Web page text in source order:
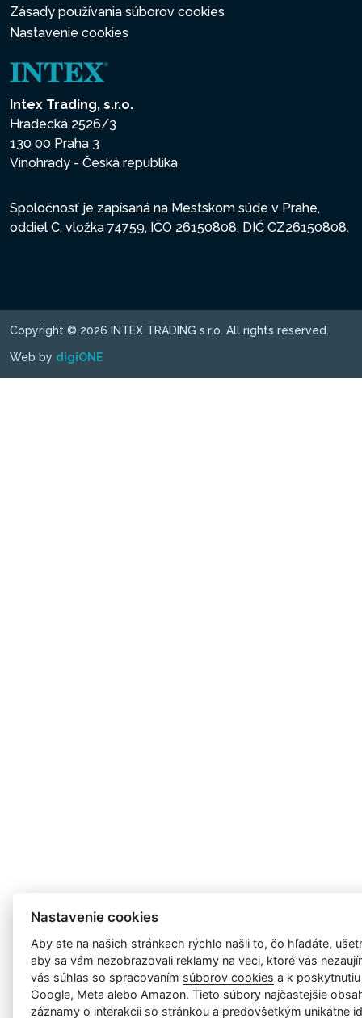
Zásady používania súborov cookies
Nastavenie cookies
Intex Trading, s.r.o.
Hradecká 2526/3
130 00 Praha 3
Vinohrady - Česká republika
Spoločnosť je zapísaná na Mestskom súde v Prahe,
oddiel C, vložka 74759, IČO 26150808, DIČ CZ26150808.
Copyright © 2026 INTEX TRADING s.r.o. All rights reserved.
Web by digiONE
Nastavenie cookies
Aby ste na našich stránkach rýchlo našli to, čo hľadáte,
aby sa vám nezobrazovali reklamy na veci, ktoré vás
vás súhlas so spracovaním súborov cookies a k
Google, Meta alebo Amazon. Tieto súbory najčastejšie
záznamy o interakcii so stránkou a predovšetkým unikátne